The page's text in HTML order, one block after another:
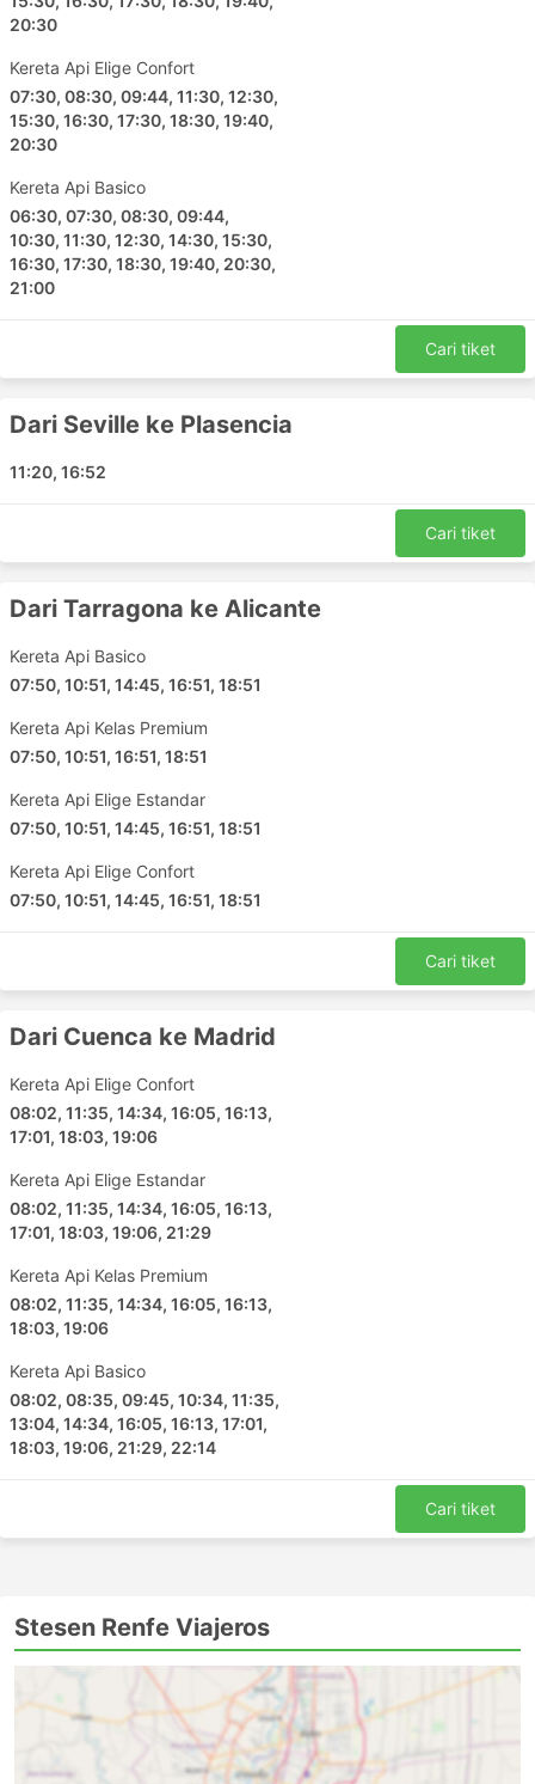
20:30
Kereta Api Elige Confort
07:30, 08:30, 09:44, 11:30, 12:30,
15:30, 16:30, 17:30, 18:30, 19:40,
20:30
Kereta Api Basico
06:30, 07:30, 08:30, 09:44,
10:30, 11:30, 12:30, 14:30, 15:30,
16:30, 17:30, 18:30, 19:40, 20:30,
21:00
Cari tiket
Dari Seville ke Plasencia
11:20, 16:52
Cari tiket
Dari Tarragona ke Alicante
Kereta Api Basico
07:50, 10:51, 14:45, 16:51, 18:51
Kereta Api Kelas Premium
07:50, 10:51, 16:51, 18:51
Kereta Api Elige Estandar
07:50, 10:51, 14:45, 16:51, 18:51
Kereta Api Elige Confort
07:50, 10:51, 14:45, 16:51, 18:51
Cari tiket
Dari Cuenca ke Madrid
Kereta Api Elige Confort
08:02, 11:35, 14:34, 16:05, 16:13,
17:01, 18:03, 19:06
Kereta Api Elige Estandar
08:02, 11:35, 14:34, 16:05, 16:13,
17:01, 18:03, 19:06, 21:29
Kereta Api Kelas Premium
08:02, 11:35, 14:34, 16:05, 16:13,
18:03, 19:06
Kereta Api Basico
08:02, 08:35, 09:45, 10:34, 11:35,
13:04, 14:34, 16:05, 16:13, 17:01,
18:03, 19:06, 21:29, 22:14
Cari tiket
Stesen Renfe Viajeros